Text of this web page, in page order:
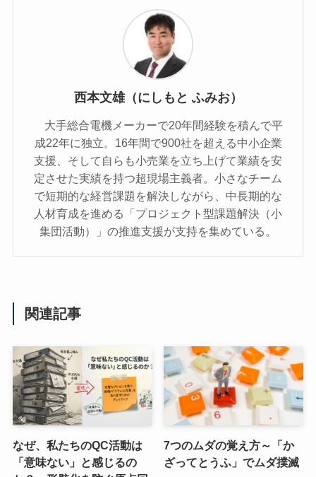
西本文雄（にしもと ふみお）
大手総合電機メーカーで20年間経験を積んで平
成22年に独立。16年間で900社を超える中小企業
支援、そして自らも小売業を立ち上げて業績を安
定させた実績を持つ超現場主義者。小さなチーム
で短期的な経営課題を解決しながら、中長期的な
人材育成を進める「プロジェクト型課題解決（小
集団活動）」の推進支援が支持を集めている。
関連記事
なぜ、私たちのQC活動は
「意味ない」と感じるの
7つのムダの覚え方～「か
ざってとうふ」でムダ撲滅